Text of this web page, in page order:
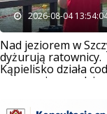
2026-08-04
Nad jeziorem w
dyżurują ratownicy.
Kąpielisko działa
przez osiem godzin